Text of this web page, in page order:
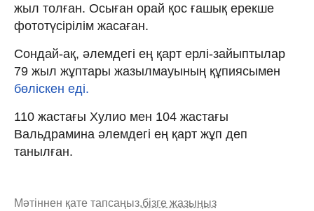
жыл толған. Осыған орай қос ғашық ерекше
фототүсірілім жасаған.
Сондай-ақ, әлемдегі ең қарт ерлі-зайыптылар
79 жыл жұптары жазылмауының құпиясымен
бөліскен еді.
110 жастағы Хулио мен 104 жастағы
Вальдрамина әлемдегі ең қарт жұп деп
танылған.
Мәтіннен қате тапсаңыз,бізге жазыңыз